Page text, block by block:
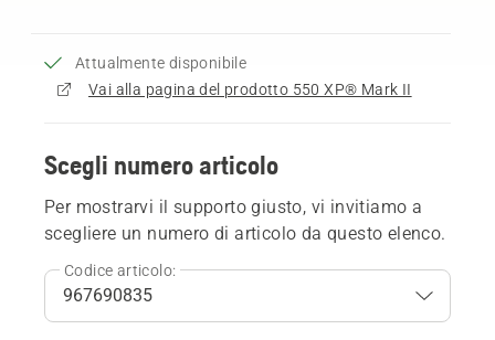
Attualmente disponibile
Vai alla pagina del prodotto 550 XP® Mark II
Scegli numero articolo
Per mostrarvi il supporto giusto, vi invitiamo a
scegliere un numero di articolo da questo elenco.
Codice articolo: